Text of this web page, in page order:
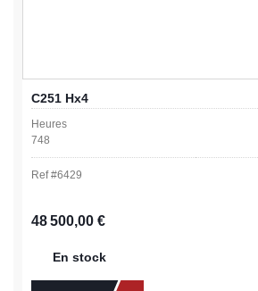
C251 Hx4
Heures
748
Ref #6429
Prix régulier :
48 500,00 €
En stock